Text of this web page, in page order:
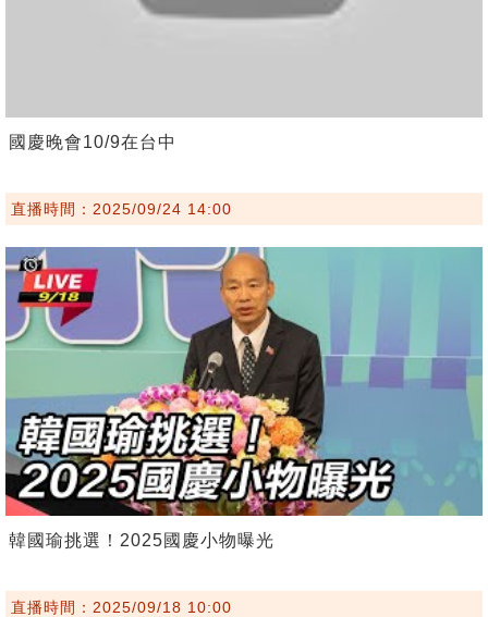
國慶晚會10/9在台中
直播時間：2025/09/24 14:00
韓國瑜挑選！2025國慶小物曝光
直播時間：2025/09/18 10:00